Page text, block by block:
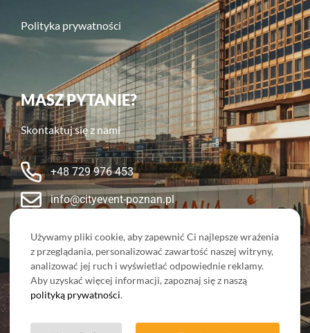
Polityka prywatności
MASZ PYTANIE?
Skontaktuj się z nami
+48 729 976 453
info@cityevent-poznan.pl
Nasze sociale:
Używamy pliki cookie, aby zapewnić Ci najlepsze wrażenia
z przeglądania, personalizować zawartość naszej witryny,
analizować jej ruch i wyświetlać odpowiednie reklamy.
Aby uzyskać więcej informacji, zapoznaj się z naszą
polityką prywatności.